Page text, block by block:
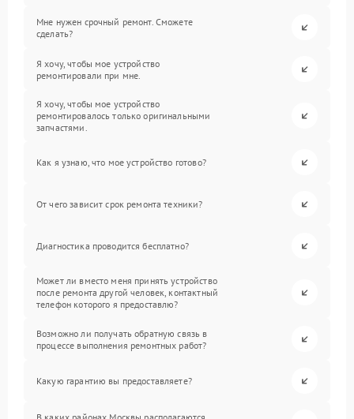
Мне нужен срочный ремонт. Сможете
сделать?
Я хочу, чтобы мое устройство
ремонтировали при мне.
Я хочу, чтобы мое устройство
ремонтировалось только оригинальными
запчастями.
Как я узнаю, что мое устройство готово?
От чего зависит срок ремонта техники?
Диагностика проводится бесплатно?
Может ли вместо меня принять устройство
после ремонта другой человек, контактный
телефон которого я предоставлю?
Возможно ли получать обратную связь в
процессе выполнения ремонтных работ?
Какую гарантию вы предоставляете?